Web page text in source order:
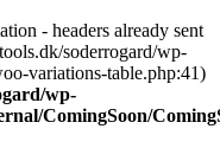
- headers already sent
soderrogard/wp-
variations-table.php:41)
wp-
ComingSoon/